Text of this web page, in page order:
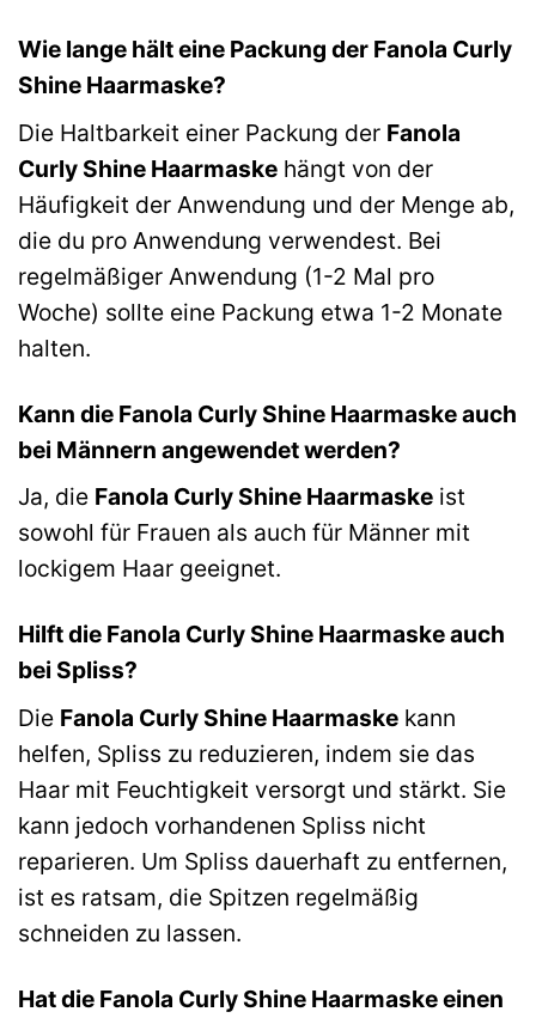
Wie lange hält eine Packung der Fanola Curly
Shine Haarmaske?
Die Haltbarkeit einer Packung der Fanola
Curly Shine Haarmaske hängt von der
Häufigkeit der Anwendung und der Menge ab,
die du pro Anwendung verwendest. Bei
regelmäßiger Anwendung (1-2 Mal pro
Woche) sollte eine Packung etwa 1-2 Monate
halten.
Kann die Fanola Curly Shine Haarmaske auch
bei Männern angewendet werden?
Ja, die Fanola Curly Shine Haarmaske ist
sowohl für Frauen als auch für Männer mit
lockigem Haar geeignet.
Hilft die Fanola Curly Shine Haarmaske auch
bei Spliss?
Die Fanola Curly Shine Haarmaske kann
helfen, Spliss zu reduzieren, indem sie das
Haar mit Feuchtigkeit versorgt und stärkt. Sie
kann jedoch vorhandenen Spliss nicht
reparieren. Um Spliss dauerhaft zu entfernen,
ist es ratsam, die Spitzen regelmäßig
schneiden zu lassen.
Hat die Fanola Curly Shine Haarmaske einen